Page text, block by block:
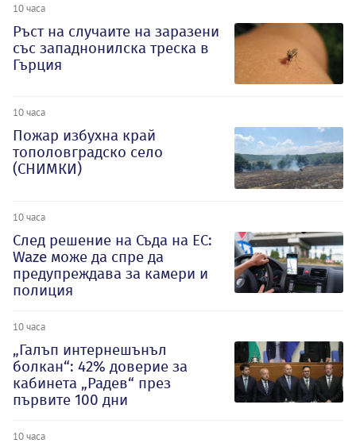
10 часа
Ръст на случаите на заразени
със западнонилска треска в
Гърция
10 часа
Пожар избухна край
тополовградско село
(СНИМКИ)
10 часа
След решение на Съда на ЕС:
Waze може да спре да
предупреждава за камери и
полиция
10 часа
„Галъп интернешънъл
болкан“: 42% доверие за
кабинета „Радев“ през
първите 100 дни
10 часа